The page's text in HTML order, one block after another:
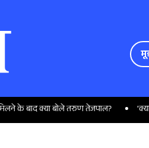
क्या बोले तरुण तेजपाल? 'क्या बोलती